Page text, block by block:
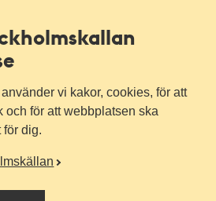
vi kakor, cookies, för att
och för att webbplatsen ska
för dig.